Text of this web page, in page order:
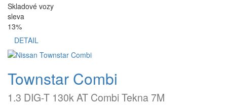
Skladové vozy
sleva
13%
DETAIL
Townstar Combi
1.3 DIG-T 130k AT Combi Tekna 7M